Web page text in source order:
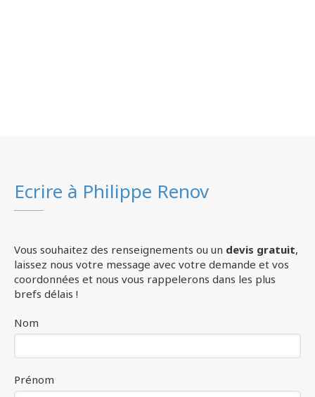
Ecrire à Philippe Renov
Vous souhaitez des renseignements ou un devis gratuit,
laissez nous votre message avec votre demande et vos
coordonnées et nous vous rappelerons dans les plus
brefs délais !
Nom
Prénom